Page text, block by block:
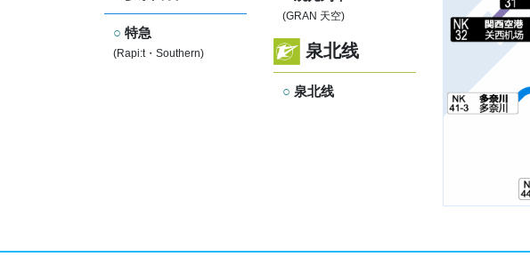
特急
(Rapi:t・Southern)
(GRAN 天空)
泉北线
泉北线